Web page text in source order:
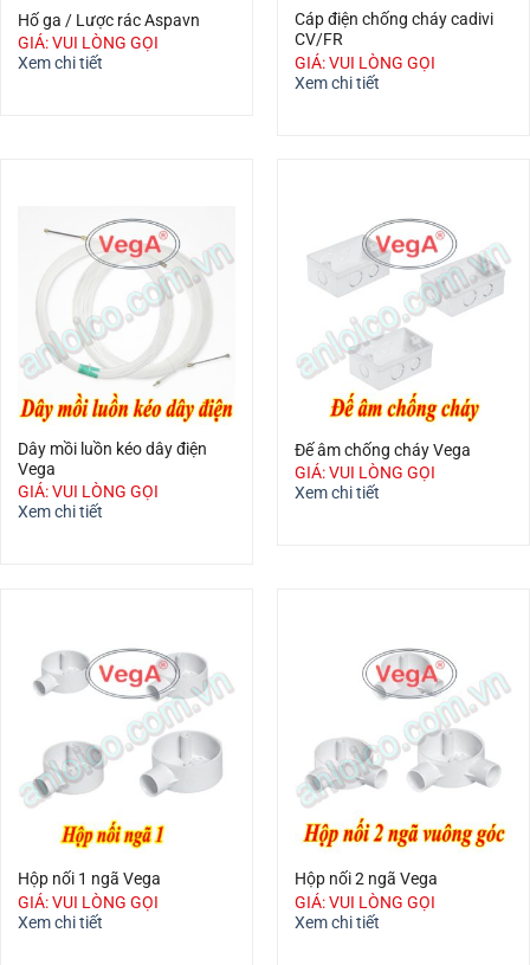
Hố ga / Lược rác Aspavn
GIÁ: VUI LÒNG GỌI
Xem chi tiết
Cáp điện chống cháy cadivi
CV/FR
GIÁ: VUI LÒNG GỌI
Xem chi tiết
Dây mồi luồn kéo dây điện
Vega
GIÁ: VUI LÒNG GỌI
Xem chi tiết
Đế âm chống cháy Vega
GIÁ: VUI LÒNG GỌI
Xem chi tiết
Hộp nối 1 ngã Vega
GIÁ: VUI LÒNG GỌI
Xem chi tiết
Hộp nối 2 ngã Vega
GIÁ: VUI LÒNG GỌI
Xem chi tiết